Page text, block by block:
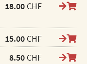
18.00 CHF
15.00 CHF
8.50 CHF